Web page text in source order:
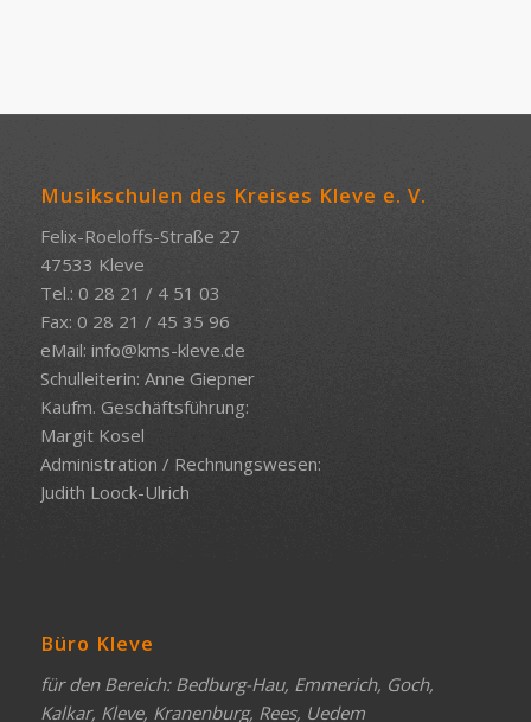
Musikschulen des Kreises Kleve e. V.
Felix-Roeloffs-Straße 27
47533 Kleve
Tel.: 0 28 21 / 4 51 03
Fax: 0 28 21 / 45 35 96
eMail: info@kms-kleve.de
Schulleiterin: Anne Giepner
Kaufm. Geschäftsführung:
Margit Kosel
Administration / Rechnungswesen:
Judith Loock-Ulrich
Büro Kleve
für den Bereich: Bedburg-Hau, Emmerich, Goch,
Kalkar, Kleve, Kranenburg, Rees, Uedem